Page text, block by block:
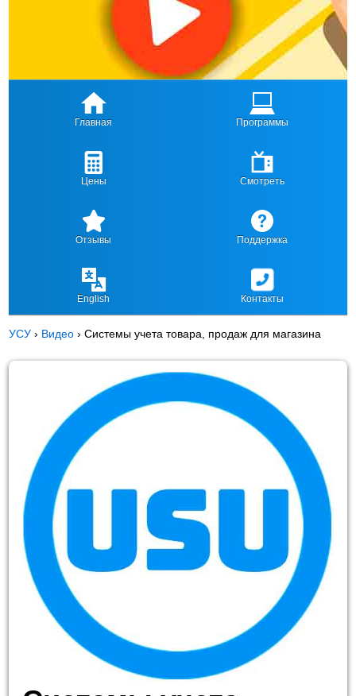
Главная Программы
Цены Смотреть
Отзывы Поддержка
English Контакты
УСУ › Видео ›Системы учета товара, продаж для магазина